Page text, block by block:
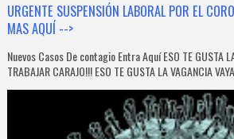
URGENTE SUSPENSIÓN LABORAL POR EL
MAS AQUÍ -->
Nuevos Casos De contagio Entra Aquí ESO TE GUSTA
TRABAJAR CARAJO!!! ESO TE GUSTA LA VAGANCIA